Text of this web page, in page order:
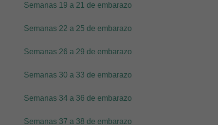
Semanas 19 a 21 de embarazo
Semanas 22 a 25 de embarazo
Semanas 26 a 29 de embarazo
Semanas 30 a 33 de embarazo
Semanas 34 a 36 de embarazo
Semanas 37 a 38 de embarazo